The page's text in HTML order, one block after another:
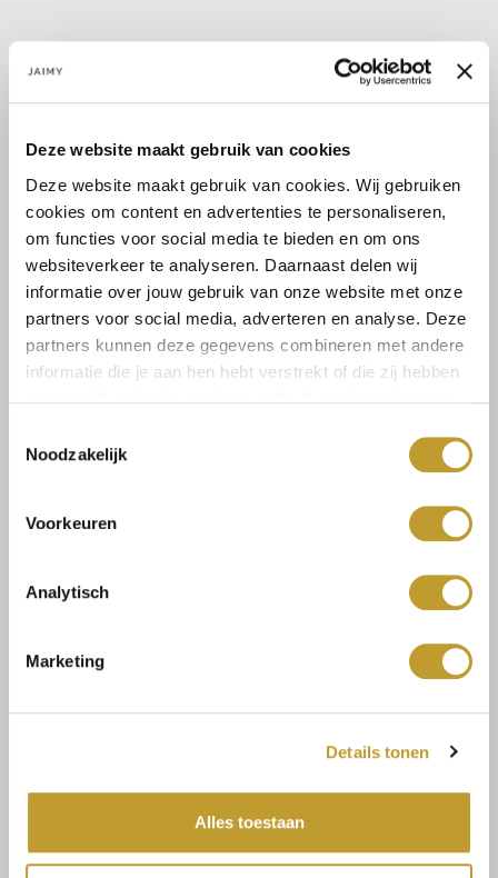
Deze website maakt gebruik van cookies
Deze website maakt gebruik van cookies. Wij gebruiken
cookies om content en advertenties te personaliseren,
om functies voor social media te bieden en om ons
websiteverkeer te analyseren. Daarnaast delen wij
informatie over jouw gebruik van onze website met onze
partners voor social media, adverteren en analyse. Deze
partners kunnen deze gegevens combineren met andere
informatie die je aan hen hebt verstrekt of die zij hebben
Noodzakelijk
Voorkeuren
Analytisch
Marketing
Details tonen
Alles toestaan
voor een afslankend effect. Combineer de jurk met high heels of
boots om de look af te maken....
Lees meer
Lees meer
Maat:
Verzenden & retourneren
Voor 17.30u besteld, dezelfde dag verzonden
Gratis verzending vanaf €75,-